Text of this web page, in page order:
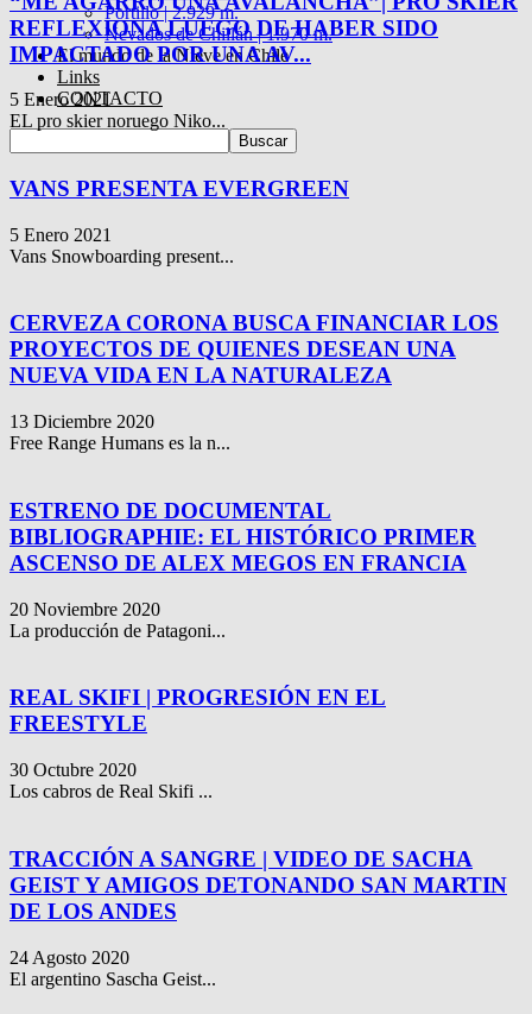
Portillo | 2.929 m.
Nevados de Chillán | 1.970 m.
El mundo de la Nieve en Chile
Links
CONTACTO
REFLEXIONA LUEGO DE HABER SIDO
IMPACTADO POR UNA AV...
5 Enero 2021
EL pro skier noruego Niko...
VANS PRESENTA EVERGREEN
5 Enero 2021
Vans Snowboarding present...
CERVEZA CORONA BUSCA FINANCIAR LOS
PROYECTOS DE QUIENES DESEAN UNA
NUEVA VIDA EN LA NATURALEZA
13 Diciembre 2020
Free Range Humans es la n...
ESTRENO DE DOCUMENTAL
BIBLIOGRAPHIE: EL HISTÓRICO PRIMER
ASCENSO DE ALEX MEGOS EN FRANCIA
20 Noviembre 2020
La producción de Patagoni...
REAL SKIFI | PROGRESIÓN EN EL
FREESTYLE
30 Octubre 2020
Los cabros de Real Skifi ...
TRACCIÓN A SANGRE | VIDEO DE SACHA
GEIST Y AMIGOS DETONANDO SAN MARTIN
DE LOS ANDES
24 Agosto 2020
El argentino Sascha Geist...